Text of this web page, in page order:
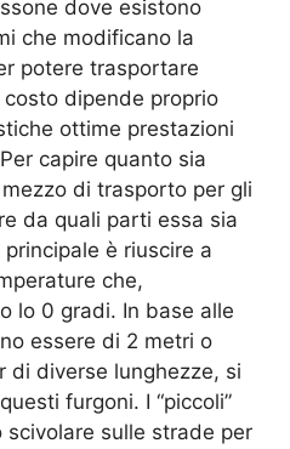
dove esistono
che modificano la
potere trasportare
dipende proprio
ottime prestazioni
capire quanto sia
di trasporto per gli
da quali parti essa sia
è riuscire a
che,
lo 0 gradi. In base alle
essere di 2 metri o
di diverse lunghezze, si
furgoni. I “piccoli”
sulle strade per